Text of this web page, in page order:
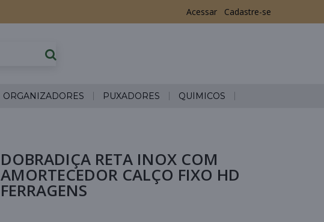
Acessar Cadastre-se
ORGANIZADORES PUXADORES QUÍMICOS
DOBRADIÇA RETA INOX COM
AMORTECEDOR CALÇO FIXO HD
FERRAGENS